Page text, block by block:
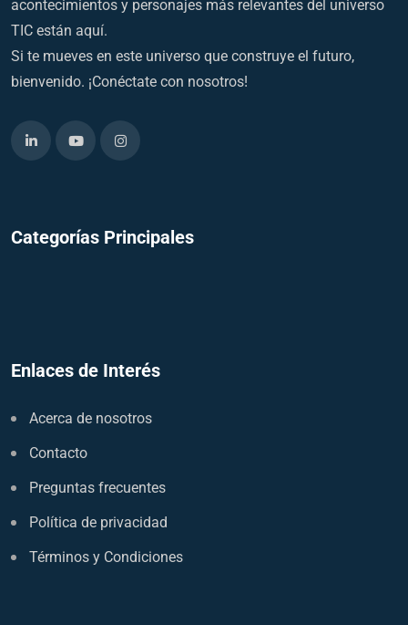
acontecimientos y personajes más relevantes del universo
TIC están aquí.
Si te mueves en este universo que construye el futuro,
bienvenido. ¡Conéctate con nosotros!
Categorías Principales
Enlaces de Interés
Acerca de nosotros
Contacto
Preguntas frecuentes
Política de privacidad
Términos y Condiciones